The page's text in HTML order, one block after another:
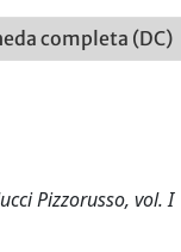
completa (DC)
Pizzorusso, vol. I